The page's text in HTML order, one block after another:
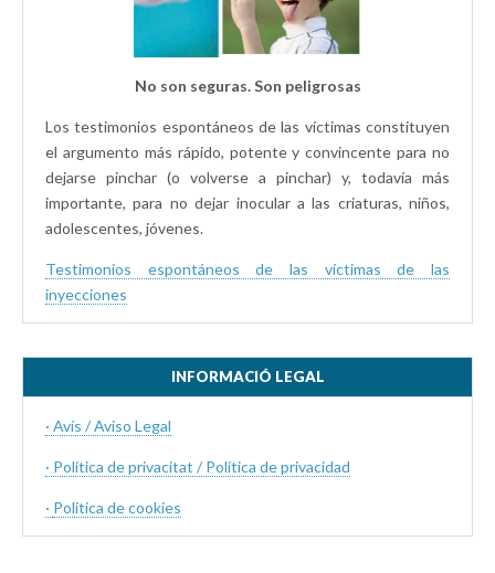
No son seguras. Son peligrosas
Los testimonios espontáneos de las víctimas constituyen
el argumento más rápido, potente y convincente para no
dejarse pinchar (o volverse a pinchar) y, todavía más
importante, para no dejar inocular a las criaturas, niños,
adolescentes, jóvenes.
Testimonios espontáneos de las víctimas de las
inyecciones
INFORMACIÓ LEGAL
· Avís / Aviso Legal
· Politica de privacitat / Política de privacidad
· Política de cookies